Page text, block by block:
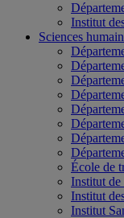
Institut
Sciences
École de
Institut de
Institut
Institut